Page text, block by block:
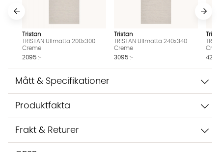
Tristan
TRISTAN Ullmatta 200x300
Creme
2095 :-
Tristan
TRISTAN Ullmatta 240x340
Creme
3095 :-
Mått & Specifikationer
Produktfakta
Frakt & Returer